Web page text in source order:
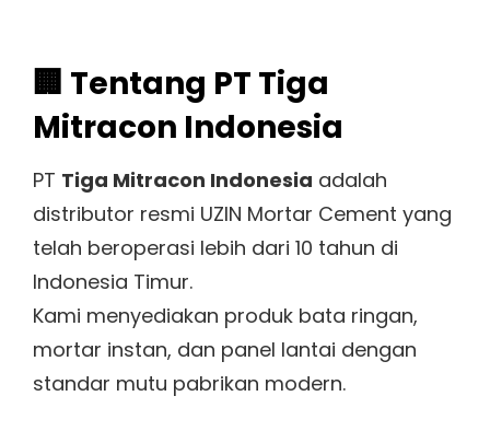
🏢 Tentang PT Tiga
Mitracon Indonesia
PT Tiga Mitracon Indonesia adalah
distributor resmi UZIN Mortar Cement yang
telah beroperasi lebih dari 10 tahun di
Indonesia Timur.
Kami menyediakan produk bata ringan,
mortar instan, dan panel lantai dengan
standar mutu pabrikan modern.